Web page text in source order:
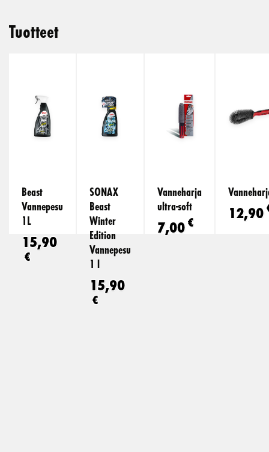
Tuotteet
Beast
Vannepesu
1L
15,90
€
SONAX
Beast
Winter
Edition
Vannepesu
1 l
15,90
€
Vanneharja
ultra-soft
7,00€ 12,90